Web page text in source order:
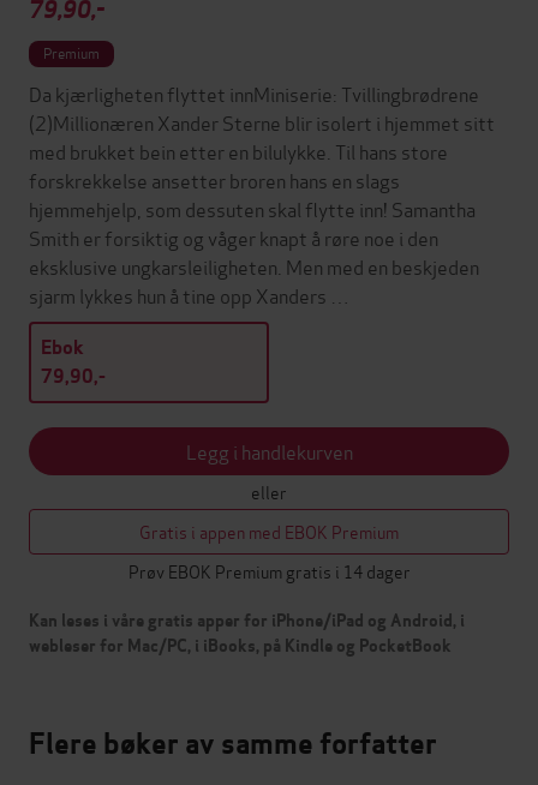
79,90,-
Premium
Da kjærligheten flyttet innMiniserie: Tvillingbrødrene
(2)Millionæren Xander Sterne blir isolert i hjemmet sitt
med brukket bein etter en bilulykke. Til hans store
forskrekkelse ansetter broren hans en slags
hjemmehjelp, som dessuten skal flytte inn! Samantha
Smith er forsiktig og våger knapt å røre noe i den
eksklusive ungkarsleiligheten. Men med en beskjeden
sjarm lykkes hun å tine opp Xanders …
Ebok
79,90,-
Legg i handlekurven
eller
Gratis i appen med EBOK Premium
Prøv EBOK Premium gratis i 14 dager
Kan leses i våre gratis apper for iPhone/iPad og Android, i
webleser for Mac/PC, i iBooks, på Kindle og PocketBook
Flere bøker av samme forfatter